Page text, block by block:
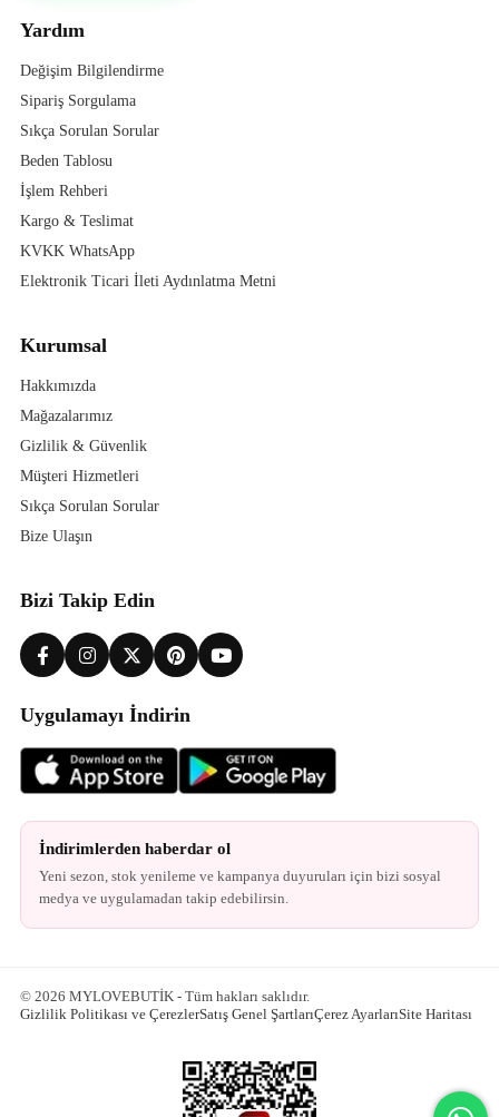
Yardım
Değişim Bilgilendirme
Sipariş Sorgulama
Sıkça Sorulan Sorular
Beden Tablosu
İşlem Rehberi
Kargo & Teslimat
KVKK WhatsApp
Elektronik Ticari İleti Aydınlatma Metni
Kurumsal
Hakkımızda
Mağazalarımız
Gizlilik & Güvenlik
Müşteri Hizmetleri
Sıkça Sorulan Sorular
Bize Ulaşın
Bizi Takip Edin
Uygulamayı İndirin
İndirimlerden haberdar ol
Yeni sezon, stok yenileme ve kampanya duyuruları için bizi sosyal
medya ve uygulamadan takip edebilirsin.
© 2026 MYLOVEBUTİK - Tüm hakları saklıdır.
Gizlilik Politikası ve ÇerezlerSatış Genel ŞartlarıÇerez AyarlarıSite Haritası